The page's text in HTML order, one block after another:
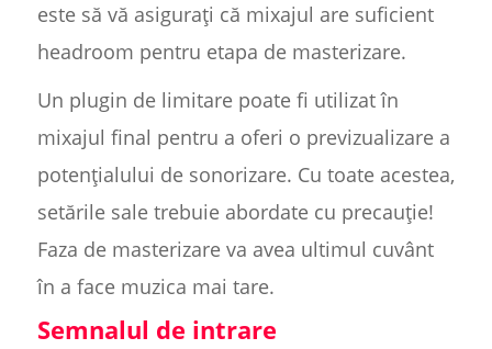
este să vă asigurați că mixajul are suficient
headroom pentru etapa de masterizare.
Un plugin de limitare poate fi utilizat în
mixajul final pentru a oferi o previzualizare a
potențialului de sonorizare. Cu toate acestea,
setările sale trebuie abordate cu precauție!
Faza de masterizare va avea ultimul cuvânt
în a face muzica mai tare.
Semnalul de intrare